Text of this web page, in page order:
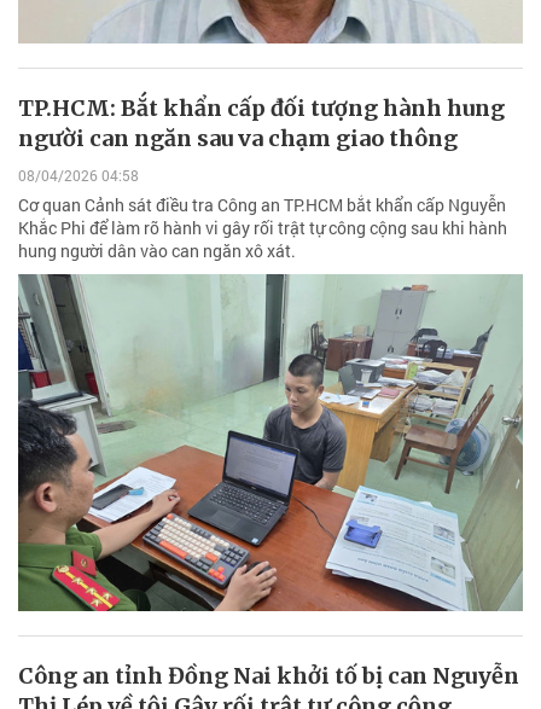
TP.HCM: Bắt khẩn cấp đối tượng hành hung
người can ngăn sau va chạm giao thông
08/04/2026 04:58
Cơ quan Cảnh sát điều tra Công an TP.HCM bắt khẩn cấp Nguyễn
Khắc Phi để làm rõ hành vi gây rối trật tự công cộng sau khi hành
hung người dân vào can ngăn xô xát.
Công an tỉnh Đồng Nai khởi tố bị can Nguyễn